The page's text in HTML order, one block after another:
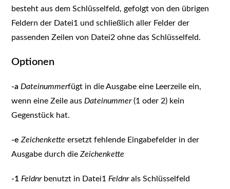
besteht aus dem Schlüsselfeld, gefolgt von den übrigen
Feldern der Datei1 und schließlich aller Felder der
passenden Zeilen von Datei2 ohne das Schlüsselfeld.
Optionen
-a Dateinummerfügt in die Ausgabe eine Leerzeile ein,
wenn eine Zeile aus Dateinummer(1 oder 2) kein
Gegenstück hat.
-e Zeichenkette ersetzt fehlende Eingabefelder in der
Ausgabe durch dieZeichenkette
-1 Feldnrbenutzt in Datei1 Feldnrals Schlüsselfeld